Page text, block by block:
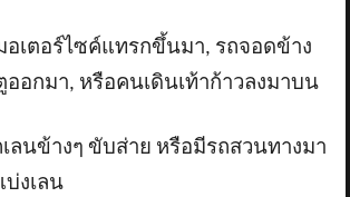
อเตอร์ไซค์แทรกขึ้นมา, รถจอดข้าง
ออกมา, หรือคนเดินเท้าก้าวลงมาบน
เลนข้างๆ ขับส่าย หรือมีรถสวนทางมา
บ่งเลน